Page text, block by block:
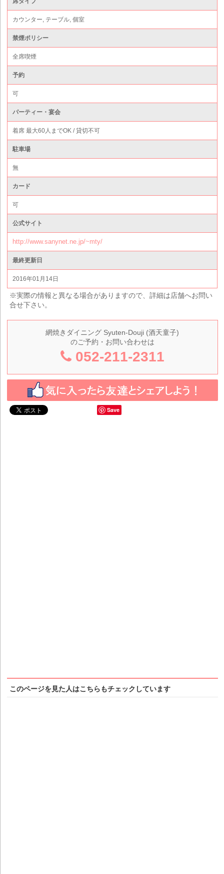
カウンター, テーブル, 個室
禁煙ポリシー
全席喫煙
予約
可
パーティー・宴会
着席 最大60人までOK / 貸切不可
駐車場
無
カード
可
公式サイト
http://www.sanynet.ne.jp/~mty/
最終更新日
2016年01月14日
※実際の情報と異なる場合がありますので、詳細は店舗へお問い
合せ下さい。
網焼きダイニング Syuten-Douji (酒天童子)
のご予約・お問い合わせは
052-211-2311
Save
このページを見た人はこちらもチェックしています